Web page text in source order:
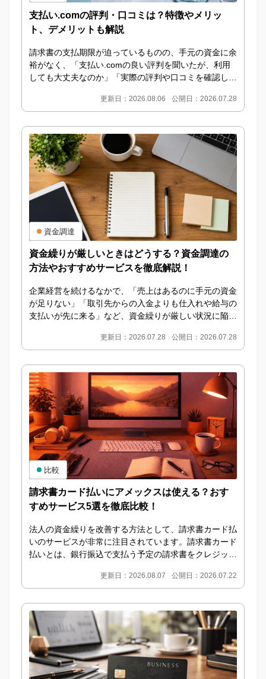
支払い.comの評判・口コミは？特徴やメリッ
ト、デメリットも解説
請求書の支払期限が迫っているものの、手元の資金に余
裕がなく、「支払い.comの良い評判を聞いたが、利用
しても大丈夫なのか」「実際の評判や口コミを確認して
更新日：2026.08.06 公開日：2026.07.28
資金繰りが厳しいときはどうする？資金調達の
方法やおすすめサービスを徹底解説！
企業経営を続けるなかで、「売上はあるのに手元の資金
が足りない」「取引先からの入金よりも仕入れや給与の
支払いが先に来る」など、資金繰りが厳しい状況に陥る
更新日：2026.07.28 公開日：2026.07.28
資金調達
請求書カード払いにアメックスは使える？おす
すめサービス5選を徹底比較！
法人の資金繰りを改善する方法として、請求書カード払
いのサービスが非常に注目されています。請求書カード
払いとは、銀行振込で支払う予定の請求書をクレジット
更新日：2026.08.07 公開日：2026.07.22
比較